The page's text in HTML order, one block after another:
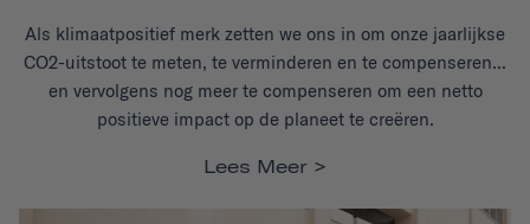
Als klimaatpositief merk zetten we ons in om onze jaarlijkse
CO2-uitstoot te meten, te verminderen en te compenseren...
en vervolgens nog meer te compenseren om een netto
positieve impact op de planeet te creëren.
Lees Meer